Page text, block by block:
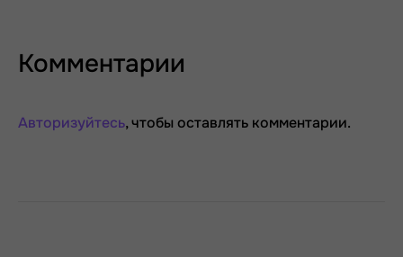
Комментарии
Авторизуйтесь, чтобы оставлять комментарии.